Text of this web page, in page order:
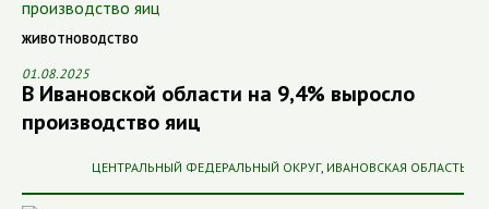
ЖИВОТНОВОДСТВО
01.08.2025
В Ивановской области на 9,4% выросло
производство яиц
ЦЕНТРАЛЬНЫЙ ФЕДЕРАЛЬНЫЙ ОКРУГ, ИВАНОВСКАЯ ОБЛАСТЬ